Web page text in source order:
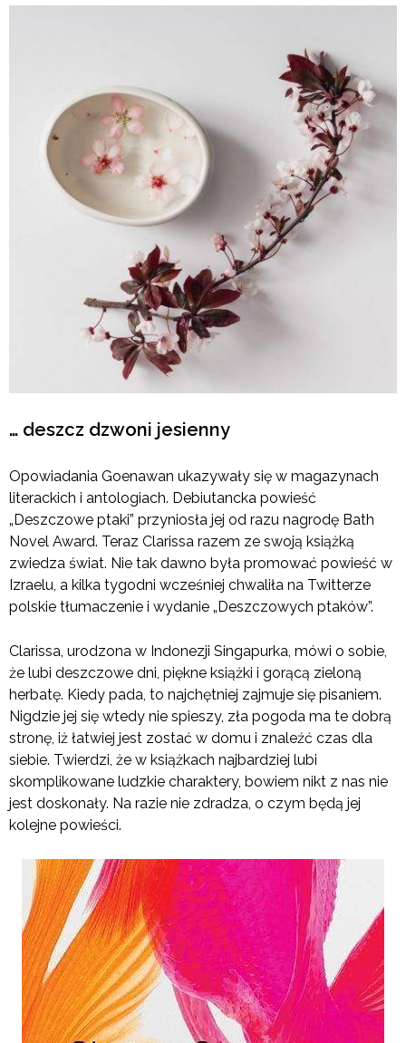
… deszcz dzwoni jesienny
Opowiadania Goenawan ukazywały się w magazynach
literackich i antologiach. Debiutancka powieść
„Deszczowe ptaki” przyniosła jej od razu nagrodę Bath
Novel Award. Teraz Clarissa razem ze swoją książką
zwiedza świat. Nie tak dawno była promować powieść w
Izraelu, a kilka tygodni wcześniej chwaliła na Twitterze
polskie tłumaczenie i wydanie „Deszczowych ptaków”.
Clarissa, urodzona w Indonezji Singapurka, mówi o sobie,
że lubi deszczowe dni, piękne książki i gorącą zieloną
herbatę. Kiedy pada, to najchętniej zajmuje się pisaniem.
Nigdzie jej się wtedy nie spieszy, zła pogoda ma te dobrą
stronę, iż łatwiej jest zostać w domu i znaleźć czas dla
siebie. Twierdzi, że w książkach najbardziej lubi
skomplikowane ludzkie charaktery, bowiem nikt z nas nie
jest doskonały. Na razie nie zdradza, o czym będą jej
kolejne powieści.